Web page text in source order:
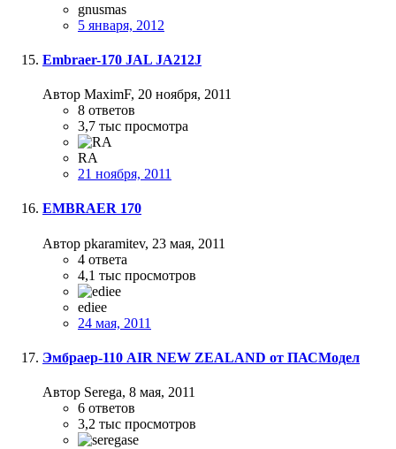
gnusmas
5 января, 2012
Embraer-170 JAL JA212J
Автор MaximF, 20 ноября, 2011
8 ответов
3,7 тыс просмотра
RA
21 ноября, 2011
EMBRAER 170
Автор pkaramitev, 23 мая, 2011
4 ответа
4,1 тыс просмотров
ediee
24 мая, 2011
Эмбраер-110 AIR NEW ZEALAND от ПАСМодел
Автор Serega, 8 мая, 2011
6 ответов
3,2 тыс просмотров